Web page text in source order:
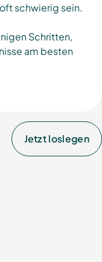
schwierig sein.
Schritten,
am besten
Jetzt loslegen